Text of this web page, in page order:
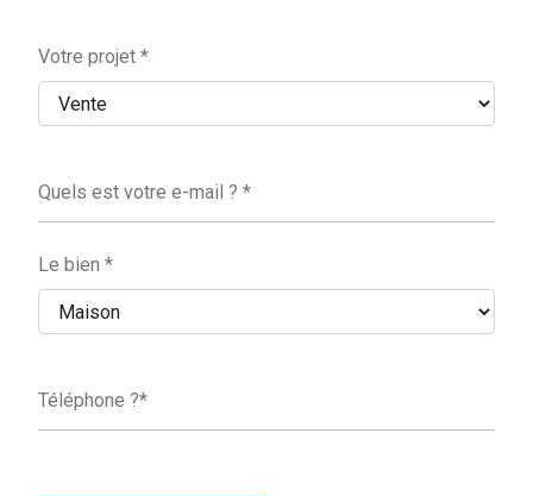
Votre projet *
Quels est votre e-mail ? *
Le bien *
Téléphone ?*